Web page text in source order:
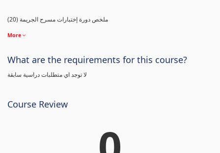
(20) ملخص دورة إختبارات مسرح الجريمة
More
What are the requirements for this course?
لا توجد اي متطلبات دراسية سابقة
Course Review